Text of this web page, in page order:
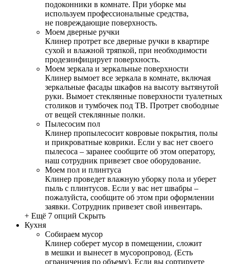
подоконники в комнате. При уборке мы
используем профессиональные средства,
не повреждающие поверхность.
Моем дверные ручки
Клинер протрет все дверные ручки в квартире
сухой и влажной тряпкой, при необходимости
продезинфицирует поверхность.
Моем зеркала и зеркальные поверхности
Клинер вымоет все зеркала в комнате, включая
зеркальные фасады шкафов на высоту вытянутой
руки. Вымоет стеклянные поверхности туалетных
столиков и тумбочек под ТВ. Протрет свободные
от вещей стеклянные полки.
Пылесосим пол
Клинер пропылесосит ковровые покрытия, полы
и прикроватные коврики. Если у вас нет своего
пылесоса – заранее сообщите об этом оператору,
наш сотрудник привезет свое оборудование.
Моем пол и плинтуса
Клинер проведет влажную уборку пола и уберет
пыль с плинтусов. Если у вас нет швабры –
пожалуйста, сообщите об этом при оформлении
заявки. Сотрудник привезет свой инвентарь.
+ Ещё 7 опций Скрыть
Кухня
Собираем мусор
Клинер соберет мусор в помещении, сложит
в мешки и вынесет в мусоропровод. (Есть
ограничения по объему). Если вы сортируете